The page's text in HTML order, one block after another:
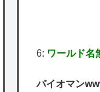
★【ワート
別課題消化
6: ワールド名
バイオマン